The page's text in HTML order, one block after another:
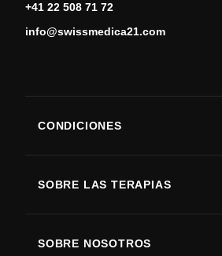
+41 22 508 71 72
info@swissmedica21.com
CONDICIONES
Enfermedad de Parkinson
SOBRE LAS TERAPIAS
SOBRE NOSOTROS